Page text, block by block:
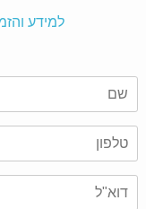
למידע